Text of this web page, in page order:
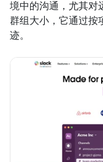
境中的沟通，尤其对
群组大小，它通过按
迹。